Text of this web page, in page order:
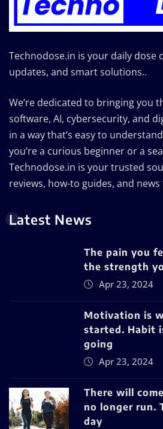
Technodose.in is your daily dose
updates, and smart solutions..
We’re dedicated to bringing you
software, AI, cybersecurity, and
in a way that’s easy to
you’re a curious beginner or a
Technodose.in is your trusted
reviews, how-to guides, and
Latest News
The pain you
the strength
Apr 23, 2024
Motivation is
started. Habit
going
Apr 23, 2024
There will
no longer run.
day